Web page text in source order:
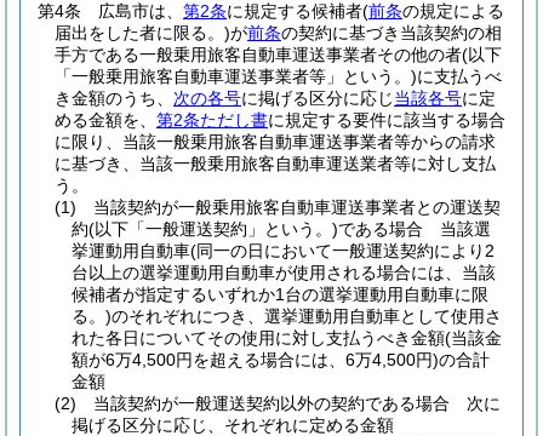
第4条
広島市は、 第2条に規定する候補者(前条の規定による
届出をした者に限る。)が前条の契約に基づき当該契約の相
手方である一般乗用旅客自動車運送事業者その他の者(以下
「一般乗用旅客自動車運送事業者等」という。)に支払うべ
き金額のうち、 次の各号に掲げる区分に応じ当該各号に定
める金額を、 第2条ただし書に規定する要件に該当する場合
に限り、当該一般乗用旅客自動車運送事業者等からの請求
に基づき、当該一般乗用旅客自動車運送業者等に対し支払
う。
(1)
当該契約が一般乗用旅客自動車運送事業者との運送契
約(以下「一般運送契約」という。)である場合 当該選
挙運動用自動車(同一の日において一般運送契約により2
台以上の選挙運動用自動車が使用される場合には、当該
候補者が指定するいずれか1台の選挙運動用自動車に限
る。)のそれぞれにつき、選挙運動用自動車として使用さ
れた各日についてその使用に対し支払うべき金額(当該金
額が6万4,500円を超える場合には、6万4,500円)の合計
金額
(2)
当該契約が一般運送契約以外の契約である場合 次に
掲げる区分に応じ、それぞれに定める金額